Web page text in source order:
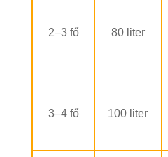
2–3 fő 80 liter
3–4 fő 100 liter